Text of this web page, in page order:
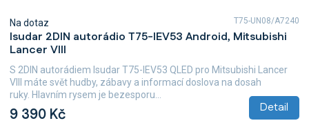
Isudar 2DIN autorádio T75-IEV53 Android, Mitsubishi
Lancer VIII
Na dotaz
9 390 Kč Detail
S 2DIN autorádiem Isudar T75-IEV53 QLED pro Mitsubishi Lancer
VIII máte svět hudby, zábavy a informací doslova na dosah
ruky. Hlavním rysem je bezesporu...
T75-UN08/A7240